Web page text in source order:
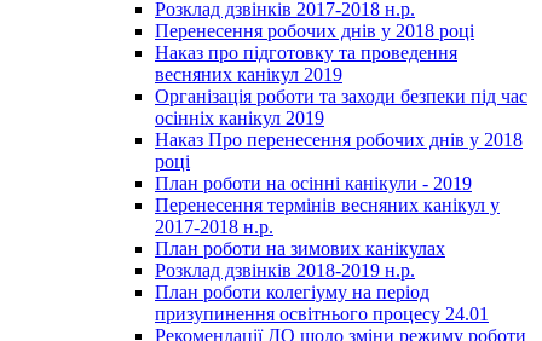
Розклад дзвінків 2017-2018 н.р.
Перенесення робочих днів у 2018 році
Наказ про підготовку та проведення
весняних канікул 2019
Організація роботи та заходи безпеки під час
осінніх канікул 2019
Наказ Про перенесення робочих днів у 2018
році
План роботи на осінні канікули - 2019
Перенесення термінів весняних канікул у
2017-2018 н.р.
План роботи на зимових канікулах
Розклад дзвінків 2018-2019 н.р.
План роботи колегіуму на період
призупинення освітнього процесу 24.01
Рекомендації ДО щодо зміни режиму роботи